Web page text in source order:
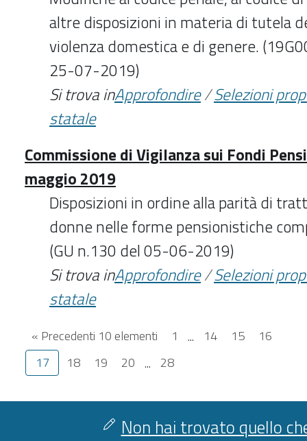
altre disposizioni in materia di tutela
violenza domestica e di genere.
25-07-2019)
Si trova inApprofondire/Selezioni
statale
Commissione di Vigilanza sui Fondi
maggio 2019
Disposizioni in ordine alla parità di
donne nelle forme pensionistiche
(GU n.130 del 05-06-2019)
Si trova inApprofondire/Selezioni
statale
« Precedenti 10 elementi 1 ... 14 15
16
17
18 19 20 ... 28
Non hai trovato quello